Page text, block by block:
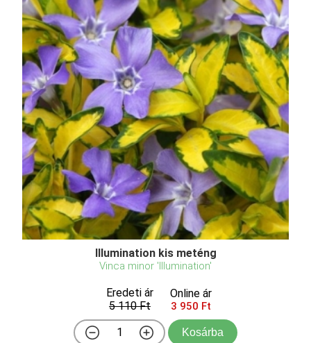
Illumination kis meténg
Vinca minor 'Illumination'
Eredeti ár
5 110 Ft
Online ár
3 950 Ft
Kosárba